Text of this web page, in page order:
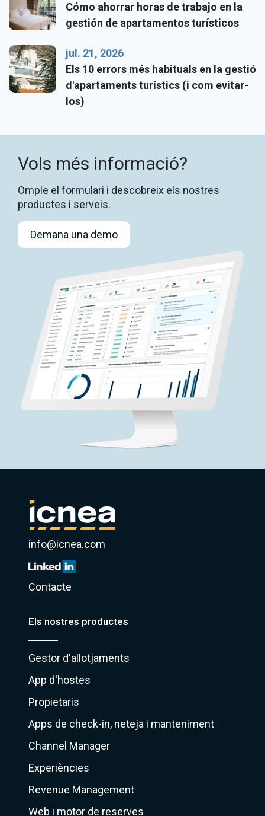
Cómo ahorrar horas de trabajo en la
gestión de apartamentos turísticos
jul. 21, 2026
Els 10 errors més habituals en la gestió
d'apartaments turístics (i com evitar-
los)
Vols més informació?
Omple el formulari i descobreix els nostres
productes i serveis.
Demana una demo
info@icnea.com
Contacte
Els nostres productes
Gestor d'allotjaments
App d'hostes
Propietaris
Apps de check-in, neteja i manteniment
Channel Manager
Experiències
Revenue Management
Web i motor de reserves